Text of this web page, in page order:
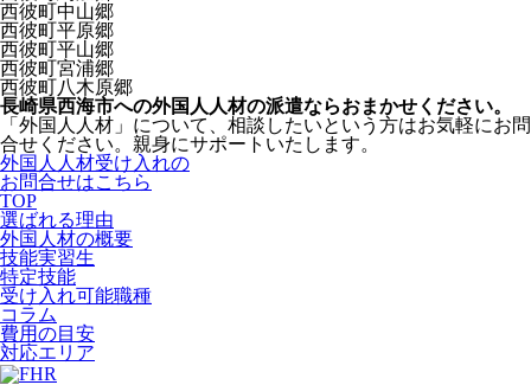
西彼町中山郷
西彼町平原郷
西彼町平山郷
西彼町宮浦郷
西彼町八木原郷
長崎県西海市への外国人人材の派遣ならおまかせください。
「外国人人材」について、相談したいという方はお気軽にお問
合せください。親身にサポートいたします。
外国人人材受け入れの
お問合せはこちら
TOP
選ばれる理由
外国人材の概要
技能実習生
特定技能
受け入れ可能職種
コラム
費用の目安
対応エリア